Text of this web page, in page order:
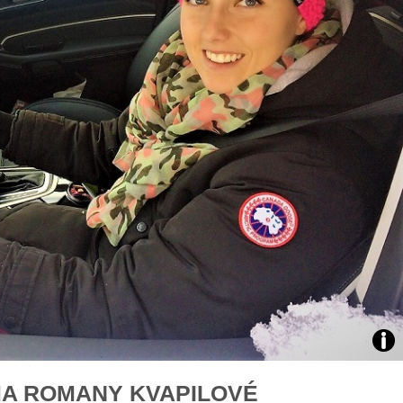
Zdroj:
ROMANY KVAPILOVÉ
správného poutání
autosedačky
stručně o autosedačkách
Zabavte děti na cestách
překvapivé rady pro